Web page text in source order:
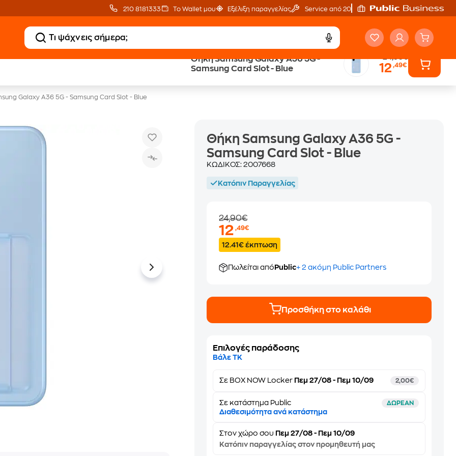
210 8181333 Το Wallet μου Εξέλιξη παραγγελίας Service από 20'
Θήκη Samsung Galaxy A36 5G -
Samsung Card Slot - Blue
12,49€
Δωρεάν BoxNow Trade & Save
Galaxy A36 5G - Samsung Card Slot - Blue
Θήκη Samsung Galaxy A36 5G -
Samsung Card Slot - Blue
ΚΩΔΙΚΟΣ:2007668
Κατόπιν Παραγγελίας
24,90€
12,49€
12.41€ έκπτωση
Πωλείται από Public+ 2 ακόμη Public Partners
Προσθήκη στο καλάθι
Επιλογές παράδοσης
Βάλε ΤΚ
Σε BOX NOW Locker Πεμ 27/08 - Πεμ 10/09 2,00€
Σε κατάστημα Public ΔΩΡΕΑΝ
Διαθεσιμότητα ανά κατάστημα
Στονχώρο σου Πεμ 27/08 - Πεμ 10/09
Κατόπιν παραγγελίας στον προμηθευτή μας